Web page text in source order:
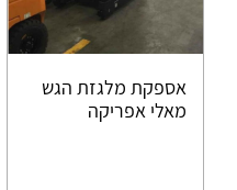
אספקת מלגזת הגש
מאלי אפריקה